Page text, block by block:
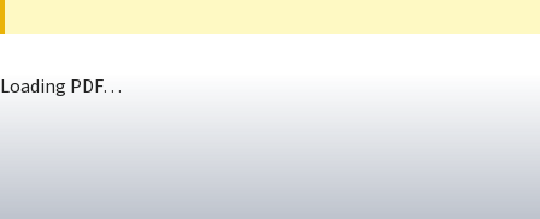
Loading PDF…